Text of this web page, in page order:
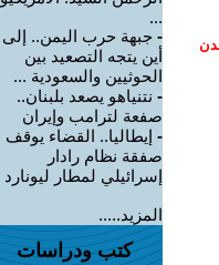
...
- جبهة حرب اليمن.. إلى
أين يتجه التصعيد بين
الحوثيين والسعودية ...
- نتنياهو يصعد بلبنان..
صفعة لترامب وإيران
- إيطاليا.. القضاء يوقف
صفقة نظام رادار
إسرائيلي لمطار
المزيد.....
كتب ودراسات